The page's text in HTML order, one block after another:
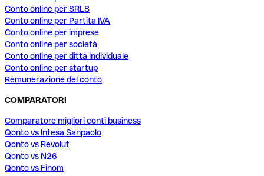
Conto online per SRLS
Conto online per Partita IVA
Conto online per imprese
Conto online per società
Conto online per ditta individuale
Conto online per startup
Remunerazione del conto
COMPARATORI
Comparatore migliori conti business
Qonto vs Intesa Sanpaolo
Qonto vs Revolut
Qonto vs N26
Qonto vs Finom